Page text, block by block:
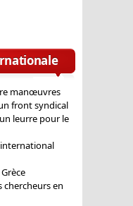
manœuvres
front syndical
leurre pour le
international
chercheurs en